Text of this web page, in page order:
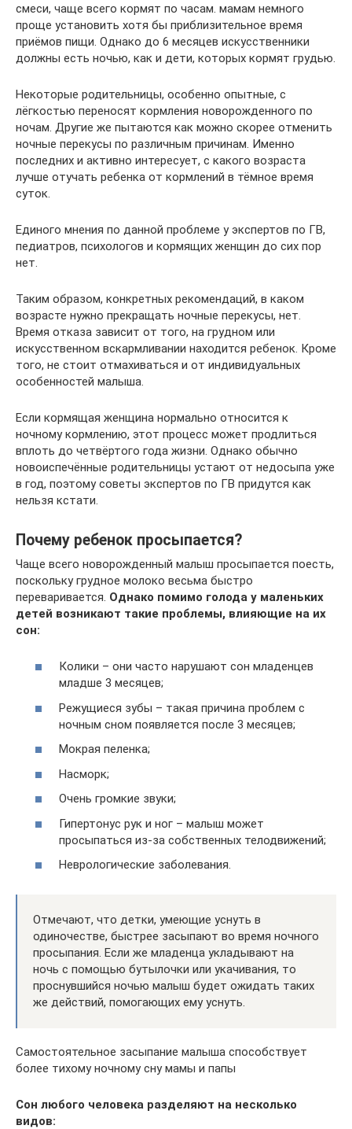
смеси, чаще всего кормят по часам. мамам немного
проще установить хотя бы приблизительное время
приёмов пищи. Однако до 6 месяцев искусственники
должны есть ночью, как и дети, которых кормят грудью.
Некоторые родительницы, особенно опытные, с
лёгкостью переносят кормления новорожденного по
ночам. Другие же пытаются как можно скорее отменить
ночные перекусы по различным причинам. Именно
последних и активно интересует, с какого возраста
лучше отучать ребенка от кормлений в тёмное время
суток.
Единого мнения по данной проблеме у экспертов по ГВ,
педиатров, психологов и кормящих женщин до сих пор
нет.
Таким образом, конкретных рекомендаций, в каком
возрасте нужно прекращать ночные перекусы, нет.
Время отказа зависит от того, на грудном или
искусственном вскармливании находится ребенок. Кроме
того, не стоит отмахиваться и от индивидуальных
особенностей малыша.
Если кормящая женщина нормально относится к
ночному кормлению, этот процесс может продлиться
вплоть до четвёртого года жизни. Однако обычно
новоиспечённые родительницы устают от недосыпа уже
в год, поэтому советы экспертов по ГВ придутся как
нельзя кстати.
Почему ребенок просыпается?
Чаще всего новорожденный малыш просыпается поесть,
поскольку грудное молоко весьма быстро
переваривается. Однако помимо голода у маленьких
детей возникают такие проблемы, влияющие на их
сон:
Колики – они часто нарушают сон младенцев
младше 3 месяцев;
Режущиеся зубы – такая причина проблем с
ночным сном появляется после 3 месяцев;
Мокрая пеленка;
Насморк;
Очень громкие звуки;
Гипертонус рук и ног – малыш может
просыпаться из-за собственных телодвижений;
Неврологические заболевания.
Отмечают, что детки, умеющие уснуть в
одиночестве, быстрее засыпают во время ночного
просыпания. Если же младенца укладывают на
ночь с помощью бутылочки или укачивания, то
проснувшийся ночью малыш будет ожидать таких
же действий, помогающих ему уснуть.
Самостоятельное засыпание малыша способствует
более тихому ночному сну мамы и папы
Сон любого человека разделяют на несколько
видов: